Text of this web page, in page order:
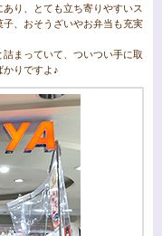
あり、とても立ち寄りやすいス
、おそうざいやお弁当も充実
まっていて、ついつい手に取
かりですよ♪